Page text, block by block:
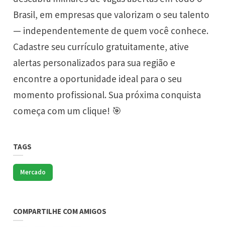
Brasil, em empresas que valorizam o seu talento
— independentemente de quem você conhece.
Cadastre seu currículo gratuitamente, ative
alertas personalizados para sua região e
encontre a oportunidade ideal para o seu
momento profissional. Sua próxima conquista
começa com um clique! 🎯
TAGS
Mercado
COMPARTILHE COM AMIGOS